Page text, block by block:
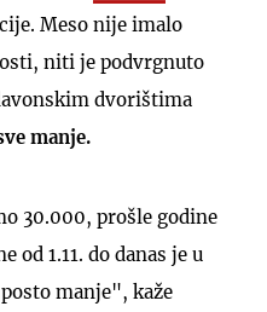
Meso nije imalo
niti je podvrgnuto
dvorištima
manje.
30.000, prošle godine
od 1.11. do danas je u
manje", kaže